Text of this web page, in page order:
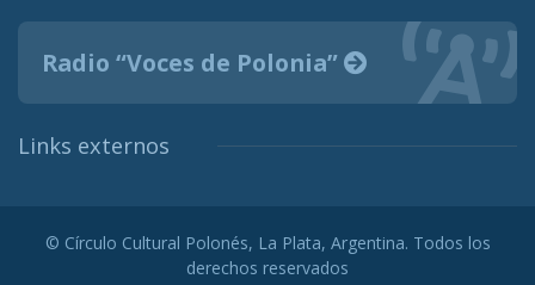
Radio “Voces de Polonia”
Links externos
© Círculo Cultural Polonés, La Plata, Argentina. Todos los
derechos reservados